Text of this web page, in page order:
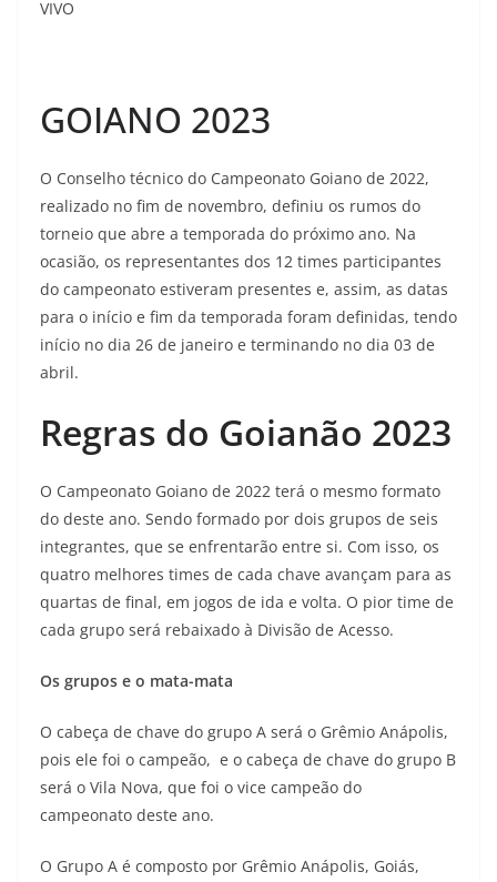
VIVO
GOIANO 2023
O Conselho técnico do Campeonato Goiano de 2022,
realizado no fim de novembro, definiu os rumos do
torneio que abre a temporada do próximo ano. Na
ocasião, os representantes dos 12 times participantes
do campeonato estiveram presentes e, assim, as datas
para o início e fim da temporada foram definidas, tendo
início no dia 26 de janeiro e terminando no dia 03 de
abril.
Regras do Goianão 2023
O Campeonato Goiano de 2022 terá o mesmo formato
do deste ano. Sendo formado por dois grupos de seis
integrantes, que se enfrentarão entre si. Com isso, os
quatro melhores times de cada chave avançam para as
quartas de final, em jogos de ida e volta. O pior time de
cada grupo será rebaixado à Divisão de Acesso.
Os grupos e o mata-mata
O cabeça de chave do grupo A será o Grêmio Anápolis,
pois ele foi o campeão, e o cabeça de chave do grupo B
será o Vila Nova, que foi o vice campeão do
campeonato deste ano.
O Grupo A é composto por Grêmio Anápolis, Goiás,